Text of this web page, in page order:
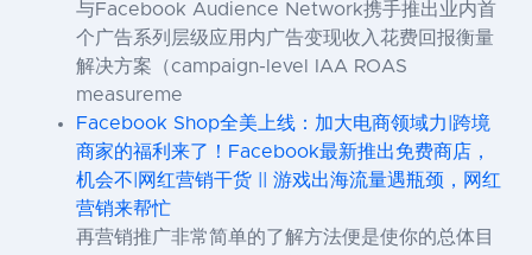
与Facebook Audience Network携手推出业内首
个广告系列层级应用内广告变现收入花费回报衡量
解决方案（campaign-level IAA ROAS
measureme
Facebook Shop全美上线：加大电商领域力|跨境
商家的福利来了！Facebook最新推出免费商店，
机会不|网红营销干货 || 游戏出海流量遇瓶颈，网红
营销来帮忙
再营销推广非常简单的了解方法便是使你的总体目